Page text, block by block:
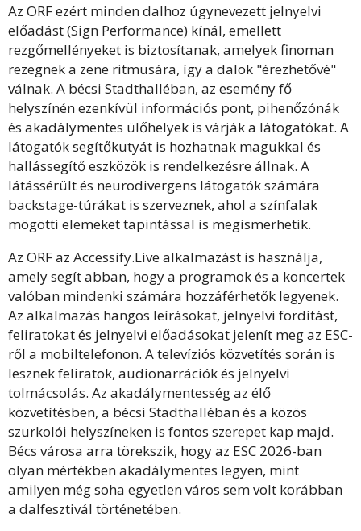
Az ORF ezért minden dalhoz úgynevezett jelnyelvi
előadást (Sign Performance) kínál, emellett
rezgőmellényeket is biztosítanak, amelyek finoman
rezegnek a zene ritmusára, így a dalok "érezhetővé"
válnak. A bécsi Stadthalléban, az esemény fő
helyszínén ezenkívül információs pont, pihenőzónák
és akadálymentes ülőhelyek is várják a látogatókat. A
látogatók segítőkutyát is hozhatnak magukkal és
hallássegítő eszközök is rendelkezésre állnak. A
látássérült és neurodivergens látogatók számára
backstage-túrákat is szerveznek, ahol a színfalak
mögötti elemeket tapintással is megismerhetik.
Az ORF az Accessify.Live alkalmazást is használja,
amely segít abban, hogy a programok és a koncertek
valóban mindenki számára hozzáférhetők legyenek.
Az alkalmazás hangos leírásokat, jelnyelvi fordítást,
feliratokat és jelnyelvi előadásokat jelenít meg az ESC-
ről a mobiltelefonon. A televíziós közvetítés során is
lesznek feliratok, audionarrációk és jelnyelvi
tolmácsolás. Az akadálymentesség az élő
közvetítésben, a bécsi Stadthalléban és a közös
szurkolói helyszíneken is fontos szerepet kap majd.
Bécs városa arra törekszik, hogy az ESC 2026-ban
olyan mértékben akadálymentes legyen, mint
amilyen még soha egyetlen város sem volt korábban
a dalfesztivál történetében.